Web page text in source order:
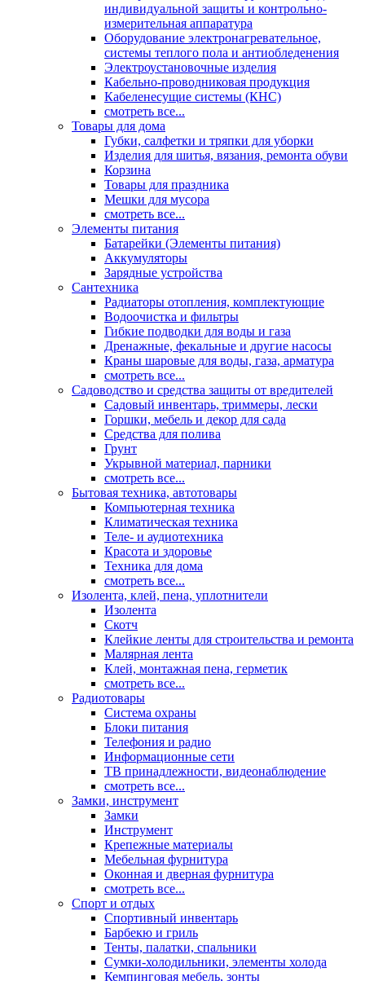
индивидуальной защиты и контрольно-
измерительная аппаратура
Оборудование электронагревательное,
системы теплого пола и антиобледенения
Электроустановочные изделия
Кабельно-проводниковая продукция
Кабеленесущие системы (КНС)
смотреть все...
Товары для дома
Губки, салфетки и тряпки для уборки
Изделия для шитья, вязания, ремонта обуви
Корзина
Товары для праздника
Мешки для мусора
смотреть все...
Элементы питания
Батарейки (Элементы питания)
Аккумуляторы
Зарядные устройства
Сантехника
Радиаторы отопления, комплектующие
Водоочистка и фильтры
Гибкие подводки для воды и газа
Дренажные, фекальные и другие насосы
Краны шаровые для воды, газа, арматура
смотреть все...
Садоводство и средства защиты от вредителей
Садовый инвентарь, триммеры, лески
Горшки, мебель и декор для сада
Средства для полива
Грунт
Укрывной материал, парники
смотреть все...
Бытовая техника, автотовары
Компьютерная техника
Климатическая техника
Теле- и аудиотехника
Красота и здоровье
Техника для дома
смотреть все...
Изолента, клей, пена, уплотнители
Изолента
Скотч
Клейкие ленты для строительства и ремонта
Малярная лента
Клей, монтажная пена, герметик
смотреть все...
Радиотовары
Система охраны
Блоки питания
Телефония и радио
Информационные сети
ТВ принадлежности, видеонаблюдение
смотреть все...
Замки, инструмент
Замки
Инструмент
Крепежные материалы
Мебельная фурнитура
Оконная и дверная фурнитура
смотреть все...
Спорт и отдых
Спортивный инвентарь
Барбекю и гриль
Тенты, палатки, спальники
Сумки-холодильники, элементы холода
Кемпинговая мебель, зонты